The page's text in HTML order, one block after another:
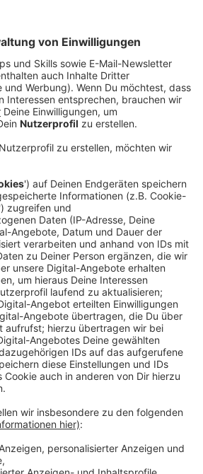
Leben ausbrechen. Ihre
immer wieder um die
freies Leben und ihren Ex-
Demos). Die Trennung von ihm hat
können. Und ihr Liebesleben
was es einmal war. Völlig
ihre Gedanken in ihrem
auch intime Erinnerungen.
Cooper heimlich mitliest
Liebe auftaucht…
Netflix
benötigen Ihre
um den YouTube
Service zu laden!
einen Service eines
um Videoinhalte
Dieser Service kann